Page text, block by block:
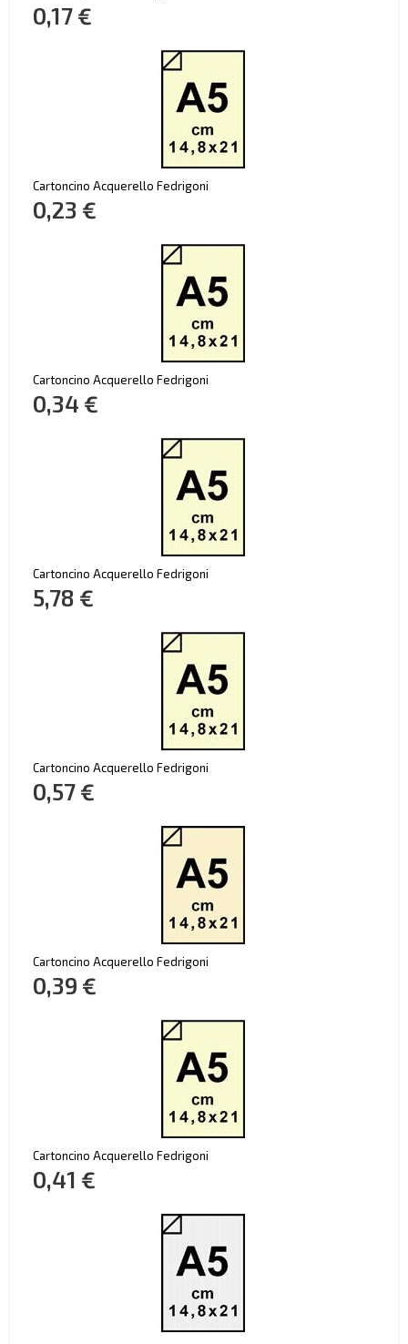
0,17 €
Cartoncino Acquerello Fedrigoni
0,23 €
Cartoncino Acquerello Fedrigoni
0,34 €
Cartoncino Acquerello Fedrigoni
5,78 €
Cartoncino Acquerello Fedrigoni
0,57 €
Cartoncino Acquerello Fedrigoni
0,39 €
Cartoncino Acquerello Fedrigoni
0,41 €